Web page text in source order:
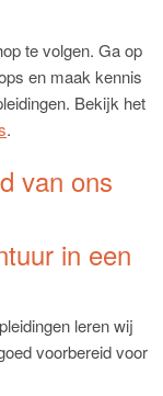
te volgen. Ga op
en maak kennis
Bekijk het
.
van ons
in een
leren wij
voorbereid voor